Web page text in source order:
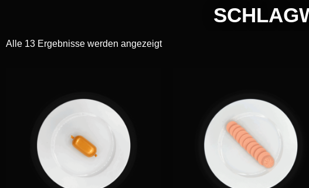
Alle 13 Ergebnisse werden angezeigt